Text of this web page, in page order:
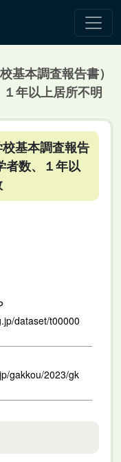
基本調査報告書）
年以上居所不明
基本調査報告
数、１年以
dataset/t00000
gakkou/2023/gk